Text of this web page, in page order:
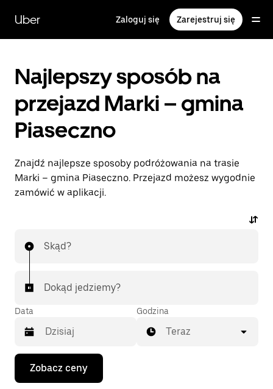
głównej
zawartości
Uber Zaloguj się Zarejestruj się
Najlepszy sposób na
przejazd Marki – gmina
Piaseczno
Znajdź najlepsze sposoby podróżowania na trasie
Marki – gmina Piaseczno. Przejazd możesz wygodnie
zamówić w aplikacji.
Skąd?
Dokąd jedziemy?
Data
Naciśnij
klawisz
strzałki
Godzina
Teraz
Zobacz ceny